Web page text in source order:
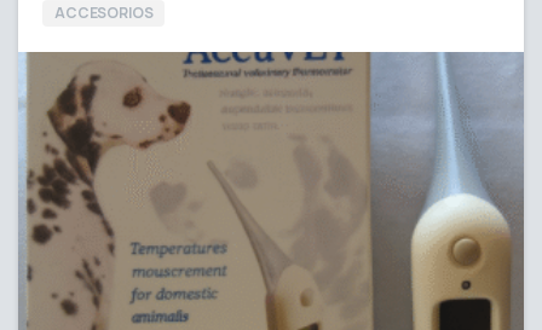
ACCESORIOS